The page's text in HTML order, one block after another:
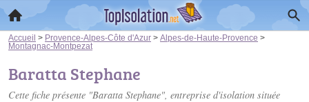
Accueil > Provence-Alpes-Côte d'Azur > Alpes-de-Haute-Provence >
Montagnac-Montpezat
Baratta Stephane
Cette fiche présente "Baratta Stephane", entreprise d'isolation située